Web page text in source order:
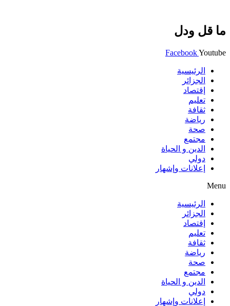
ما قل ودل
FacebookYoutube
الرئيسية
الجزائر
إقتصاد
تعليم
ثقافة
رياضة
صحة
مجتمع
الدين و الحياة
دولي
إعلانات وإشهار
Menu
الرئيسية
الجزائر
إقتصاد
تعليم
ثقافة
رياضة
صحة
مجتمع
الدين و الحياة
دولي
إعلانات وإشهار